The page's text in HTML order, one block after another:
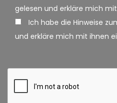
gelesen und erkläre mich
Ich habe die Hinweise
und erkläre mich mit ihnen